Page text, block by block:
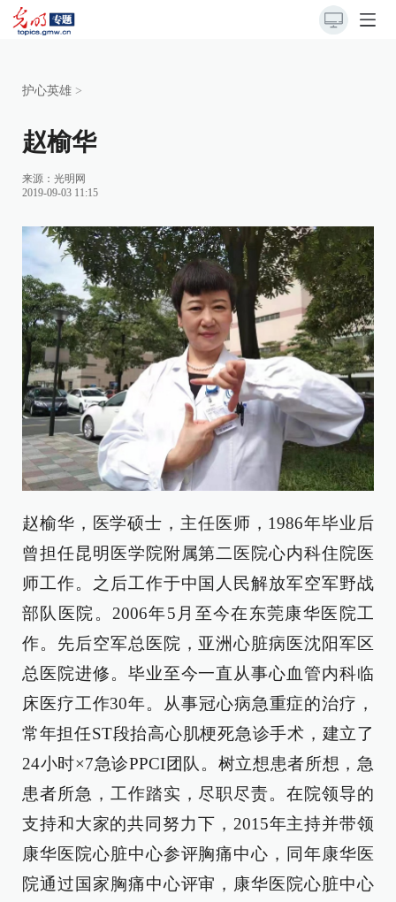
护心英雄 >
赵榆华
来源：光明网
2019-09-03 11:15
赵榆华，医学硕士，主任医师，1986年毕业后
曾担任昆明医学院附属第二医院心内科住院医
师工作。之后工作于中国人民解放军空军野战
部队医院。2006年5月至今在东莞康华医院工
作。先后空军总医院，亚洲心脏病医沈阳军区
总医院进修。毕业至今一直从事心血管内科临
床医疗工作30年。从事冠心病急重症的治疗，
常年担任ST段抬高心肌梗死急诊手术，建立了
24小时×7急诊PPCI团队。树立想患者所想，急
患者所急，工作踏实，尽职尽责。在院领导的
支持和大家的共同努力下，2015年主持并带领
康华医院心脏中心参评胸痛中心，同年康华医
院通过国家胸痛中心评审，康华医院心脏中心